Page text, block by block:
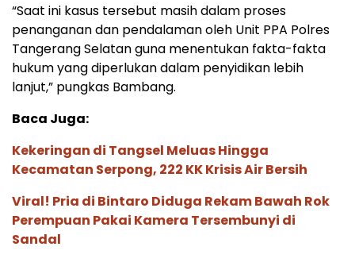
“Saat ini kasus tersebut masih dalam proses
penanganan dan pendalaman oleh Unit PPA Polres
Tangerang Selatan guna menentukan fakta-fakta
hukum yang diperlukan dalam penyidikan lebih
lanjut,” pungkas Bambang.
Baca Juga:
Kekeringan di Tangsel Meluas Hingga
Kecamatan Serpong, 222 KK Krisis Air Bersih
Viral! Pria di Bintaro Diduga Rekam Bawah Rok
Perempuan Pakai Kamera Tersembunyi di
Sandal